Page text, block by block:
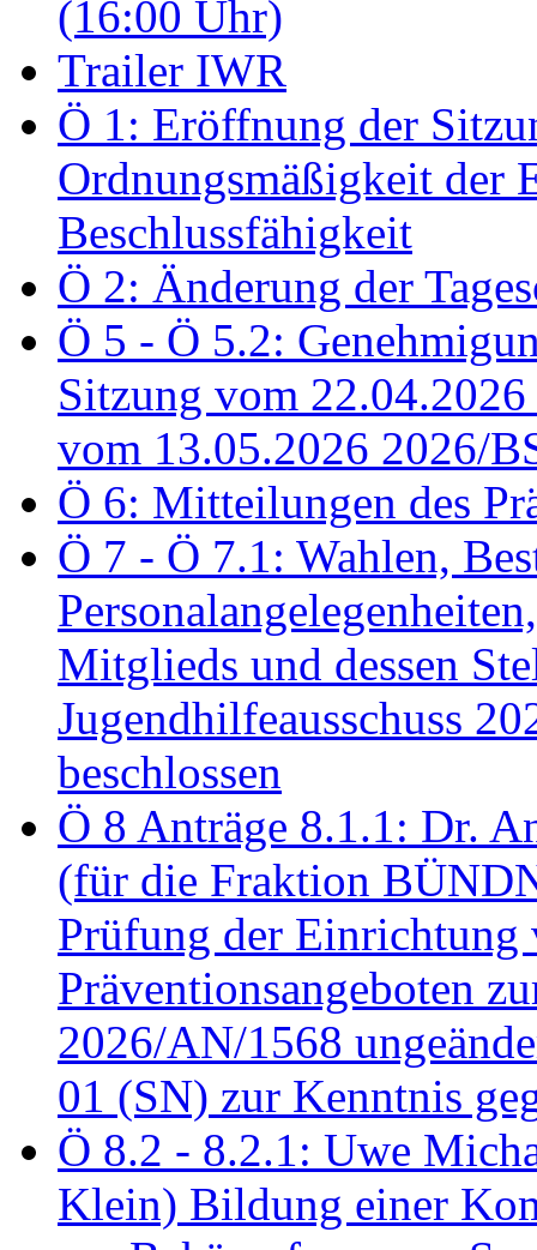
(16:00 Uhr)
Trailer IWR
Ö 1: Eröffnung der
Ordnungsmäßigkeit der
Beschlussfähigkeit
Ö 2: Änderung der
Ö 5 - Ö 5.2:
Sitzung vom
vom 13.05.2026 2026/
Ö 6: Mitteilungen des
Ö 7 - Ö 7.1: Wahlen,
Mitglieds und dessen
Jugendhilfeausschuss
beschlossen
Ö 8 Anträge 8.1.1: Dr.
(für die Fraktion
Prüfung der Einrichtung
Präventionsangeboten
2026/AN/1568
01 (SN) zur Kenntnis
Ö 8.2 - 8.2.1: Uwe
Klein) Bildung einer